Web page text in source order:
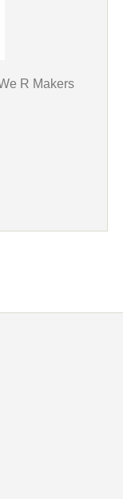
R Makers